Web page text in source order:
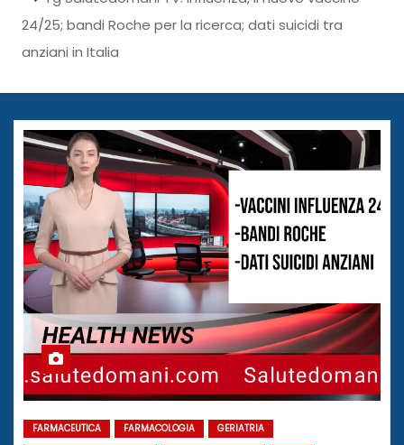
24/25; bandi Roche per la ricerca; dati suicidi tra
anziani in Italia
FARMACEUTICA FARMACOLOGIA
GERIATRIA